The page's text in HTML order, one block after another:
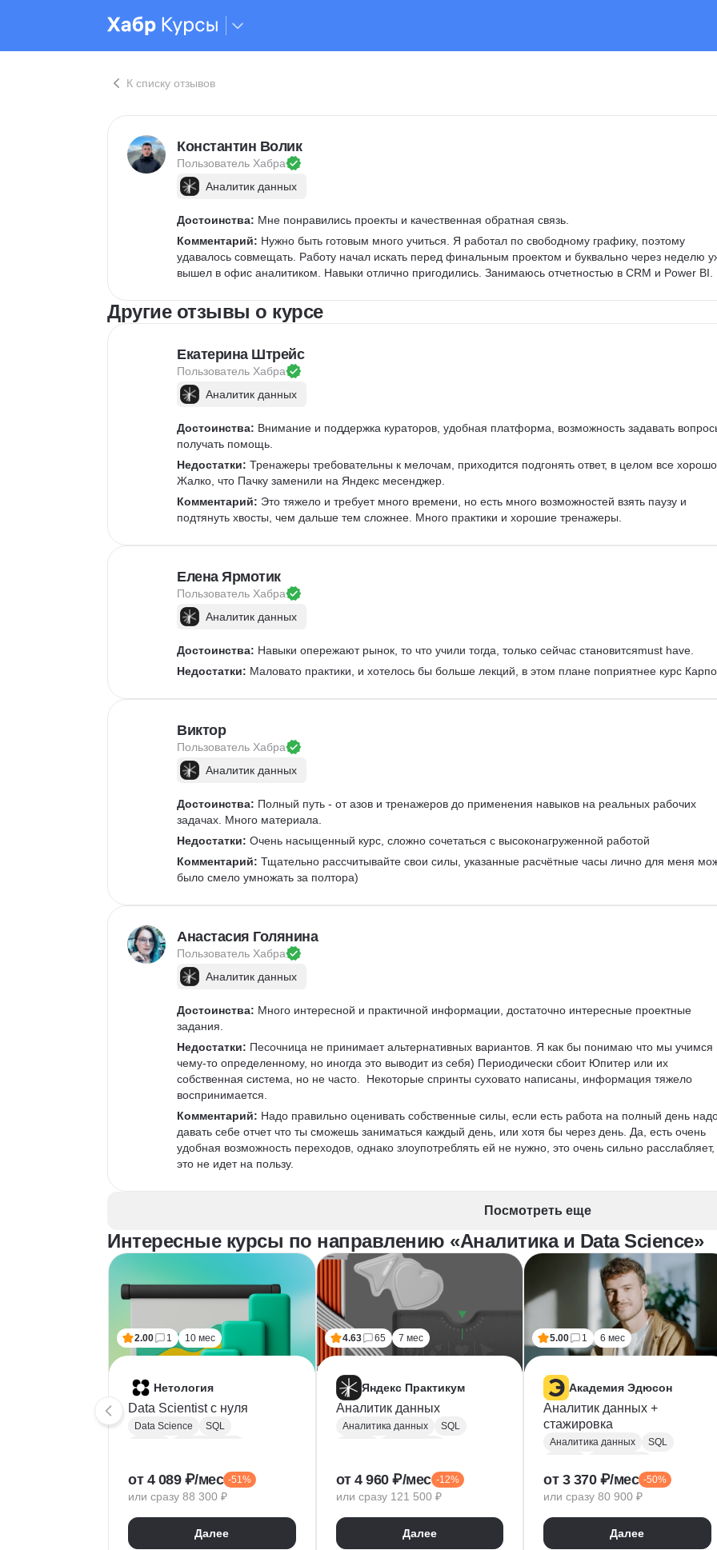
К списку отзывов
Константин Волик
Пользователь Хабра
Аналитик данных
Достоинства: Мне понравились проекты и качественная обратная связь.
Комментарий: Нужно быть готовым много учиться. Я работал по свободному графику, поэтому
удавалось совмещать. Работу начал искать перед финальным проектом и буквально через неделю
вышел в офис аналитиком. Навыки отлично пригодились. Занимаюсь отчетностью в CRM и Power BI.
Другие отзывы о курсе
Екатерина Штрейс
Пользователь Хабра
Аналитик данных
Достоинства: Внимание и поддержка кураторов, удобная платформа, возможность задавать
получать помощь.
Недостатки: Тренажеры требовательны к мелочам, приходится подгонять ответ, в целом все хорошо.
Жалко, что Пачку заменили на Яндекс месенджер.
Комментарий: Это тяжело и требует много времени, но есть много возможностей взять паузу и
подтянуть хвосты, чем дальше тем сложнее. Много практики и хорошие тренажеры.
Елена Ярмотик
Пользователь Хабра
Аналитик данных
Достоинства: Навыки опережают рынок, то что учили тогда, только сейчас становитсяmust have.
Недостатки: Маловато практики, и хотелось бы больше лекций, в этом плане поприятнее курс
Виктор
Пользователь Хабра
Аналитик данных
Достоинства: Полный путь - от азов и тренажеров до применения навыков на реальных рабочих
задачах. Много материала.
Недостатки: Очень насыщенный курс, сложно сочетаться с высоконагруженной работой
Комментарий: Тщательно рассчитывайте свои силы, указанные расчётные часы лично для меня
было смело умножать за полтора)
Анастасия Голянина
Пользователь Хабра
Аналитик данных
Достоинства: Много интересной и практичной информации, достаточно интересные проектные
задания.
Недостатки: Песочница не принимает альтернативных вариантов. Я как бы понимаю что мы учимся
чему-то определенному, но иногда это выводит из себя) Периодически сбоит Юпитер или их
собственная система, но не часто.  Некоторые спринты суховато написаны, информация тяжело
воспринимается.
Комментарий: Надо правильно оценивать собственные силы, если есть работа на полный день
давать себе отчет что ты сможешь заниматься каждый день, или хотя бы через день. Да, есть очень
удобная возможность переходов, однако злоупотреблять ей не нужно, это очень сильно расслабляет,
это не идет на пользу.
Посмотреть еще
Интересные курсы по направлению «Аналитика и Data Science»
2.00 1 10 мес
Нетология
Data Scientist с нуля
Data Science
SQL
Парсинг
Keras
Машинное обучение
Нейронные сети
от 4 089 ₽/мес -51%
или сразу 88 300 ₽
Далее
4.63 65 7 мес
Яндекс Практикум
Аналитик данных
Аналитика данных
SQL
MatPlotLib
NumPy
Pandas
Google Таблицы
от 4 960 ₽/мес -12%
или сразу 121 500 ₽
Далее
5.00 1 6 мес
Академия Эдюсон
Аналитик данных +
стажировка
Аналитика данных
SQL
Алгоритмы и структуры данных
Power BI
Tableau
Microsoft Excel
от 3 370 ₽/мес -50%
или сразу 80 900 ₽
Далее